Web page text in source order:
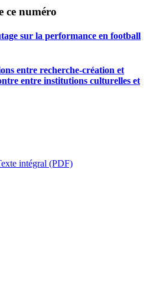
ce numéro
sur la performance en football
entre recherche-création et
entre institutions culturelles et
intégral (PDF)